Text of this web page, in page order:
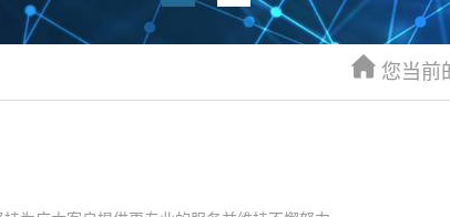
您当前